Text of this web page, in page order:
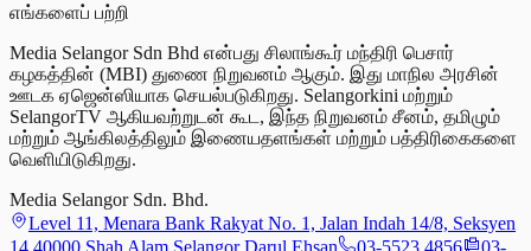
எங்களைப் பற்றி
Media Selangor Sdn Bhd என்பது சிலாங்கூர் மந்திரி பெசார்
கழகத்தின் (MBI) துணை நிறுவனம் ஆகும். இது மாநில அரசின்
ஊடக ஏஜென்ஸியாக செயல்படுகிறது. Selangorkini மற்றும்
SelangorTV ஆகியவற்றுடன் கூட, இந்த நிறுவனம் சீனம், தமிழும்
மற்றும் ஆங்கிலத்திலும் இணையதளங்கள் மற்றும் பத்திரிகைகளை
வெளியிடுகிறது.
Media Selangor Sdn. Bhd.
Level 11, Menara Bank Rakyat No. 1, Jalan Indah 14/8, Seksyen
14 40000 Shah Alam Selangor Darul Ehsan
03-5523 4856
03-